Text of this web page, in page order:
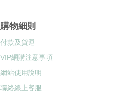
購物細則
付款及貨運
VIP網購注意事項
網站使用說明
聯絡線上客服